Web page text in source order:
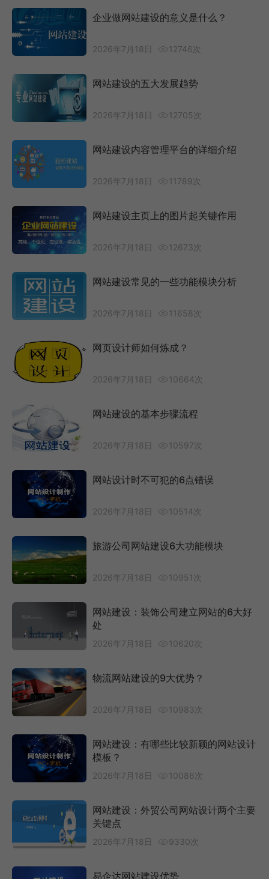
企业做网站建设的意义是什么？
2026年7月18日 12746次
网站建设的五大发展趋势
2026年7月18日 12705次
网站建设内容管理平台的详细介绍
2026年7月18日 11789次
网站建设主页上的图片起关键作用
2026年7月18日 12673次
网站建设常见的一些功能模块分析
2026年7月18日 11658次
网页设计师如何炼成？
2026年7月18日 10664次
网站建设的基本步骤流程
2026年7月18日 10597次
网站设计时不可犯的6点错误
2026年7月18日 10514次
旅游公司网站建设6大功能模块
2026年7月18日 10951次
网站建设：装饰公司建立网站的6大好
处
2026年7月18日 10620次
物流网站建设的9大优势？
2026年7月18日 10983次
网站建设：有哪些比较新颖的网站设计
模板？
2026年7月18日 10086次
网站建设：外贸公司网站设计两个主要
关键点
2026年7月18日 9330次
易企达网站建设优势